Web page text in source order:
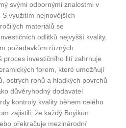
svými odbornými znalostmi v
využitím nejnovějších
materiálů se
odlitků nejvyšší kvality,
požadavkům různých
proces investičního lití zahrnuje
forem, které umožňují
ostrých rohů a hladkých povrchů
důvěryhodný dodavatel
kontroly kvality během celého
zajistili, že každý Boyikun
překračuje mezinárodní